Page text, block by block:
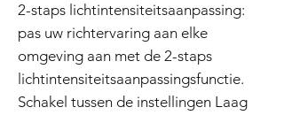
2-staps lichtintensiteitsaanpassing:
pas uw richtervaring aan elke
omgeving aan met de 2-staps
lichtintensiteitsaanpassingsfunctie.
Schakel tussen de instellingen Laag